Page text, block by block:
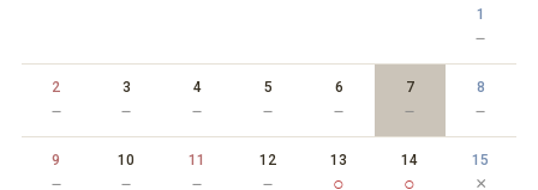
1
－
2
－
3
－
4
－
5
－
6
－
7
－
8
－
9
－
10
－
11
－
12
－
13
○
14
○
15
×